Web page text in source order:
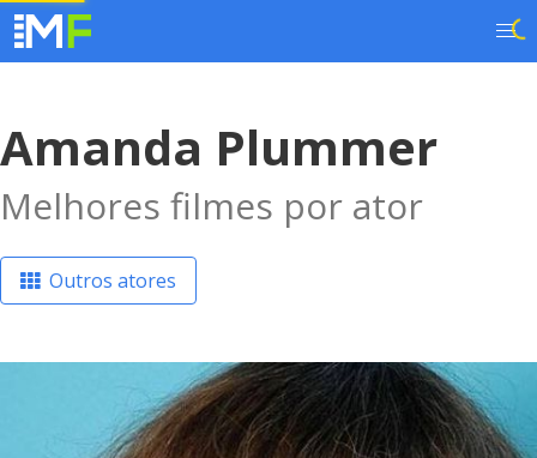
Amanda Plummer
Melhores filmes por ator
Outros atores